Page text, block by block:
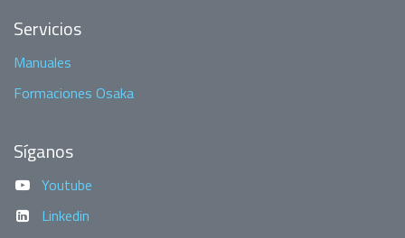
Servicios
Manuales
Formaciones Osaka
Síganos
Youtube
Linkedin